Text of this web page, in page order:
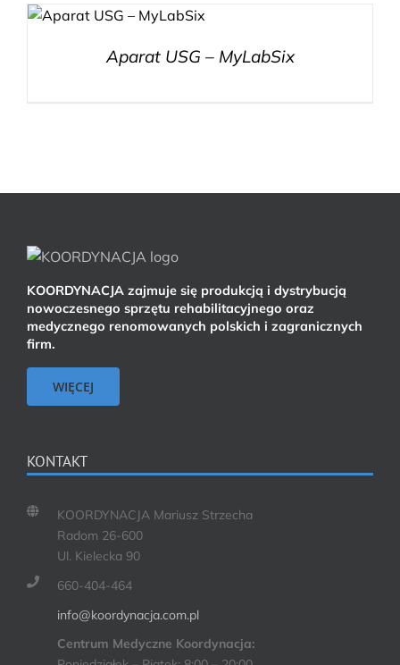
Aparat USG – MyLabSix
KOORDYNACJA zajmuje się produkcją i dystrybucją
nowoczesnego sprzętu rehabilitacyjnego oraz
medycznego renomowanych polskich i zagranicznych
firm.
WIĘCEJ
KONTAKT
KOORDYNACJA Mariusz Strzecha
Radom 26-600
Ul. Kielecka 90
660-404-464
info@koordynacja.com.pl
Centrum Medyczne Koordynacja: